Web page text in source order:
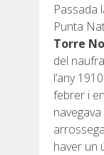
Passada
Punta
Torre
del
l’any
febrer i
haver un